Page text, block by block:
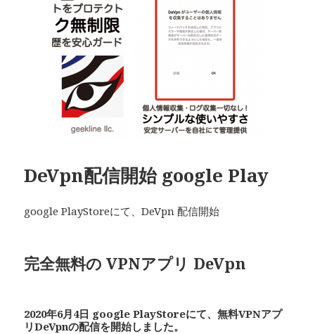
DeVpn配信開始 google Play
google PlayStoreにて、DeVpn 配信開始
完全無料の VPNアプリ DeVpn
2020年6月4日 google PlayStoreにて、無料VPNアプ
リDeVpnの配信を開始しました。